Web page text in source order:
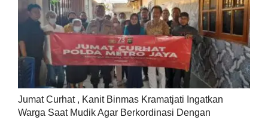
Jumat Curhat , Kanit Binmas Kramatjati Ingatkan
Warga Saat Mudik Agar Berkordinasi Dengan